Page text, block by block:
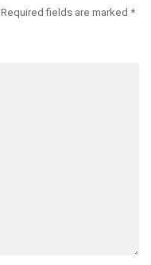
Required fields are marked *